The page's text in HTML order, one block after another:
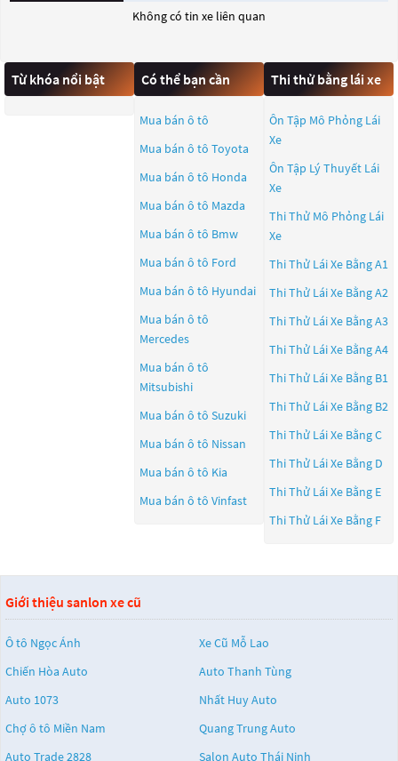
Không có tin xe liên quan
Từ khóa nổi bật Có thể bạn cần
Mua bán ô tô
Mua bán ô tô Toyota
Mua bán ô tô Honda
Mua bán ô tô Mazda
Mua bán ô tô Bmw
Mua bán ô tô Ford
Mua bán ô tô Hyundai
Mua bán ô tô
Mercedes
Mua bán ô tô
Mitsubishi
Mua bán ô tô Suzuki
Mua bán ô tô Nissan
Mua bán ô tô Kia
Mua bán ô tô Vinfast
Thi thử bằng lái xe
Ôn Tập Mô Phỏng Lái
Xe
Ôn Tập Lý Thuyết Lái
Xe
Thi Thử Mô Phỏng Lái
Xe
Thi Thử Lái Xe Bằng A1
Thi Thử Lái Xe Bằng A2
Thi Thử Lái Xe Bằng A3
Thi Thử Lái Xe Bằng A4
Thi Thử Lái Xe Bằng B1
Thi Thử Lái Xe Bằng B2
Thi Thử Lái Xe Bằng C
Thi Thử Lái Xe Bằng D
Thi Thử Lái Xe Bằng E
Thi Thử Lái Xe Bằng F
Giới thiệu sanlon xe cũ
Ô tô Ngọc Ánh
Xe Cũ Mỗ Lao
Chiến Hòa Auto
Auto Thanh Tùng
Auto 1073
Nhất Huy Auto
Chợ ô tô Miền Nam
Quang Trung Auto
Auto Trade 2828
Salon Auto Thái Ninh